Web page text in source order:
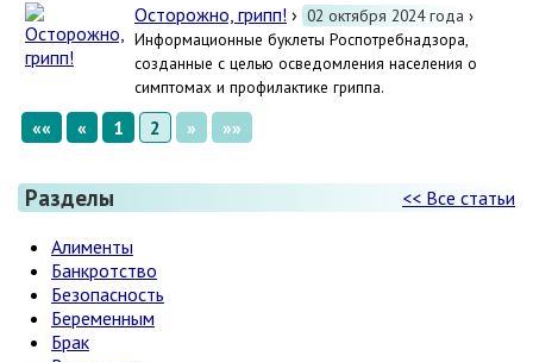
Разделы << Все статьи
Алименты
Банкротство
Безопасность
Беременным
Брак
Осторожно, грипп! › 02 октября 2024 года ›
Информационные буклеты Роспотребнадзора,
созданные с целью осведомления населения о
симптомах и профилактике гриппа.
«« « 1 2 » »»